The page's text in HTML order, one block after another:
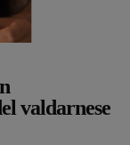
valdarnese